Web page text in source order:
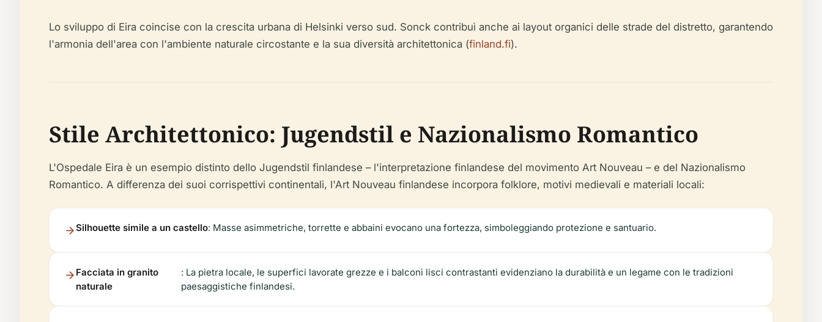
Lo sviluppo di Eira coincise con la crescita urbana di Helsinki verso sud. Sonck contribuì anche ai layout organici delle strade del distretto, garantendo
l'armonia dell'area con l'ambiente naturale circostante e la sua diversità architettonica (finland.fi).
Stile Architettonico: Jugendstil e Nazionalismo Romantico
L'Ospedale Eira è un esempio distinto dello Jugendstil finlandese – l'interpretazione finlandese del movimento Art Nouveau – e del Nazionalismo
Romantico. A differenza dei suoi corrispettivi continentali, l'Art Nouveau finlandese incorpora folklore, motivi medievali e materiali locali:
Silhouette simile a un castello: Masse asimmetriche, torrette e abbaini evocano una fortezza, simboleggiando protezione e santuario.
Facciata in granito
naturale
: La pietra locale, le superfici lavorate grezze e i balconi lisci contrastanti evidenziano la durabilità e un legame con le tradizioni
paesaggistiche finlandesi.